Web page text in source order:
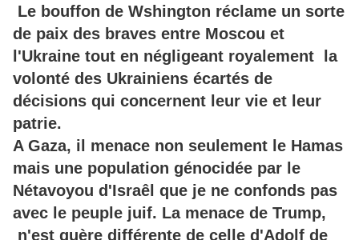
Le bouffon de Wshington réclame un sorte
de paix des braves entre Moscou et
l'Ukraine tout en négligeant royalement la
volonté des Ukrainiens écartés de
décisions qui concernent leur vie et leur
patrie.
A Gaza, il menace non seulement le Hamas
mais une population génocidée par le
Nétavoyou d'Israêl que je ne confonds pas
avec le peuple juif. La menace de Trump,
n'est guère différente de celle d'Adolf de